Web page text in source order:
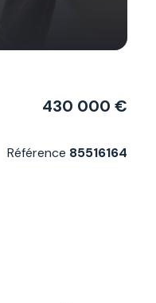
430 000 €
Référence 85516164